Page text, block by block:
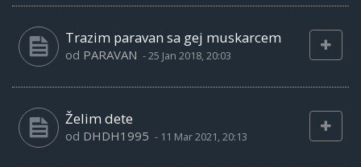
Trazim paravan sa gej muskarcem
od PARAVAN -25 Jan 2018, 20:03
Želim dete
od DHDH1995 - 11 Mar 2021, 20:13